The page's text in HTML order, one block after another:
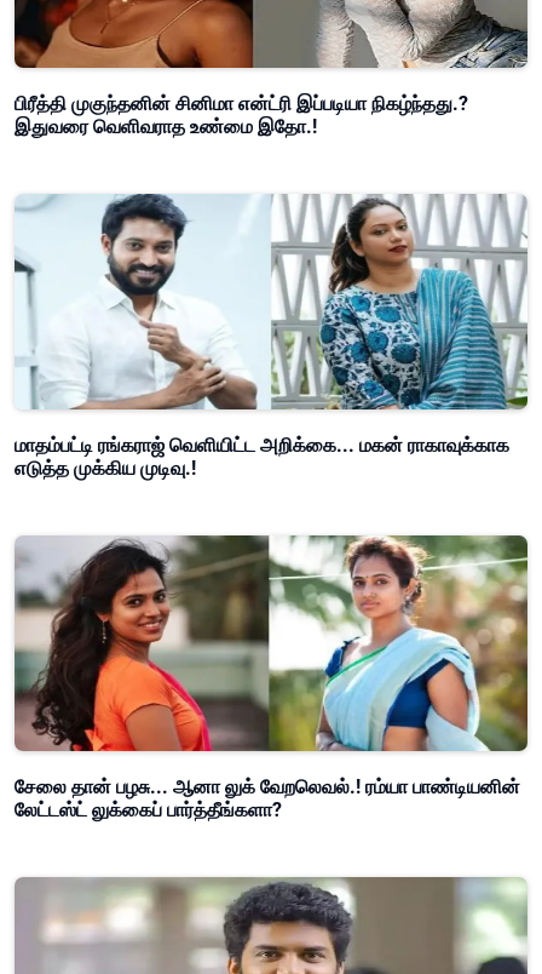
பிரீத்தி முகுந்தனின் சினிமா என்ட்ரி இப்படியா நிகழ்ந்தது.?
இதுவரை வெளிவராத உண்மை இதோ.!
மாதம்பட்டி ரங்கராஜ் வெளியிட்ட அறிக்கை... மகன் ராகாவுக்காக
எடுத்த முக்கிய முடிவு.!
சேலை தான் பழசு... ஆனா லுக் வேறலெவல்.! ரம்யா பாண்டியனின்
லேட்டஸ்ட் லுக்கைப் பார்த்தீங்களா?